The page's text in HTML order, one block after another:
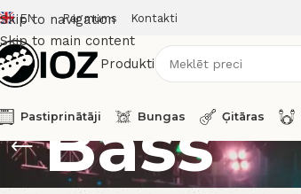
Skip to navigation
Skip to main content
EN Par mums Kontakti
Produkti
Pastiprinātāji Bungas Ģitāras
Bass